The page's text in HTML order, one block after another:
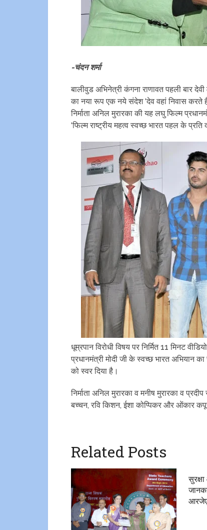
-चंदन शर्मा
बालीवुड अभिनेत्री कंगना राणावत पहली बार
का नया रूप एक नये संदेश ‘देव वहां निवास करते है
निर्माता अनिल मुरारका की यह लघु फिल्म
‘फिल्म राष्ट्रीय महत्व स्वच्छ भारत पहल के
धूम्रपान विरोधी विषय पर निर्मित 11 मिनट
प्रधानमंत्री मोदी जी के स्वच्छ भारत अभियान
को स्वर दिया है।
निर्माता अनिल मुरारका व मनीष मुरारका व
बच्चन, रवि किशन, ईशा कोप्पिकर और ओंकार
Related Posts